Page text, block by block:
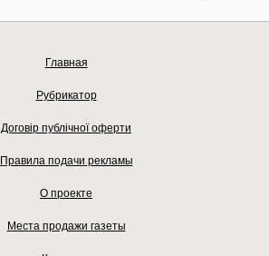
Главная
Рубрикатор
Договір публічної оферти
Правила подачи рекламы
О проекте
Места продажи газеты